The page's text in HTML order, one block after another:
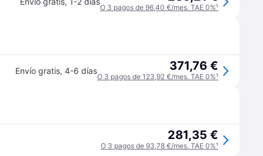
O 3 pagos de 96,40 €/mes. TAE 0%¹
Envío gratis, 4-6 días 371,76 €
O 3 pagos de 123,92 €/mes. TAE 0%¹
281,35 €
O 3 pagos de 93,78 €/mes. TAE 0%¹